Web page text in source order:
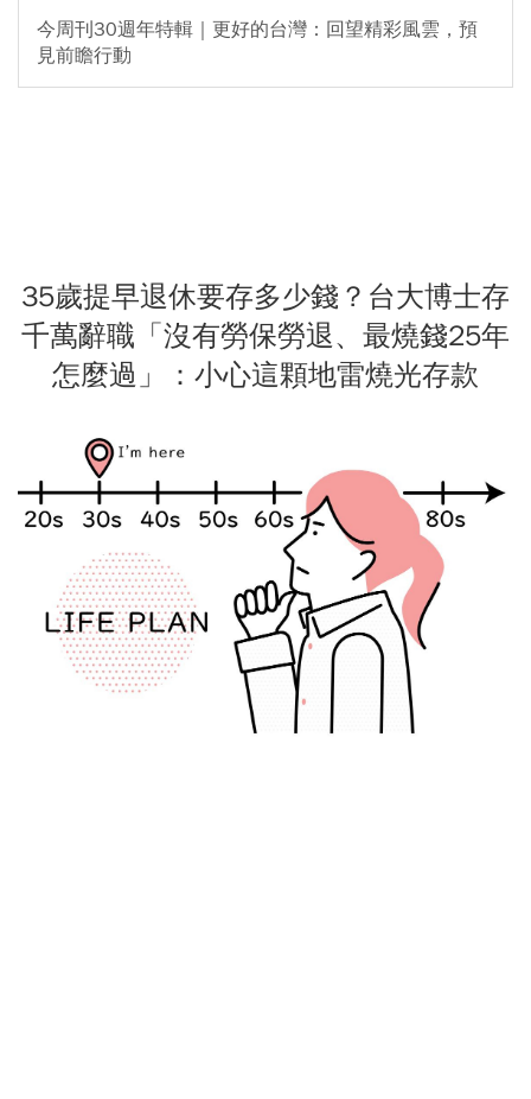
今周刊30週年特輯｜更好的台灣：回望精彩風雲，預
見前瞻行動
35歲提早退休要存多少錢？台大博士存
千萬辭職「沒有勞保勞退、最燒錢25年
怎麼過」：小心這顆地雷燒光存款